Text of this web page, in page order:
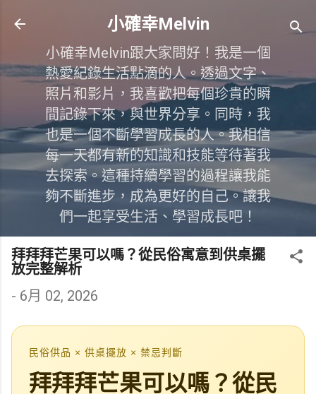
跳到主要內容
小確幸Melvin
小確幸Melvin跟大家問好！我是一個
熱愛紀錄生活點滴的人。透過文字、
照片和影片，我喜歡把每個珍貴的瞬
間記錄下來，與世界分享。同時，我
也是一個不斷學習成長的人。我相信
每一天都有新的知識和技能等待著我
去探索。這種持續學習的過程讓我能
夠不斷進步，成為更好的自己。讓我
們一起享受生活、學習成長吧！
拜拜拜芒果可以嗎？從民俗寓意到供桌擺
放完整解析
- 6月 02, 2026
民俗供品 × 供桌擺放 × 禁忌判斷
拜拜拜芒果可以嗎？從民